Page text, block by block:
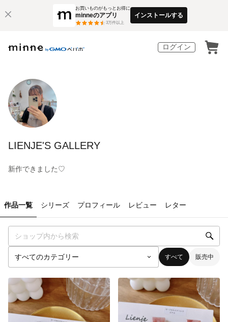
お買いものがもっとお得に
minneのアプリ
3万件以上
インストールする
ログイン
LIENJE'S GALLERY
新作できました♡
作品一覧 シリーズ プロフィール レビュー レター
すべて 販売中